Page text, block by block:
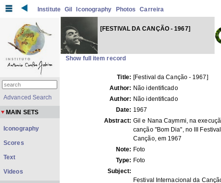
Institute Gil Iconography Photos Carreira
[FESTIVAL DA CANÇÃO - 1967]
Show full item record
Title: [Festival da Canção - 1967]
Author: Não identificado
Author: Não identificado
Date: 1967
Abstract: Gil e Nana Caymmi, na
canção "Bom Dia", no III
Canção, em 1967
Note: Foto
Type: Foto
Subject:
Festival Internacional da
Advanced Search
MAIN SETS
Iconography
Scores
Text
Videos